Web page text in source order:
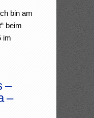
bin am
beim
im
–
–